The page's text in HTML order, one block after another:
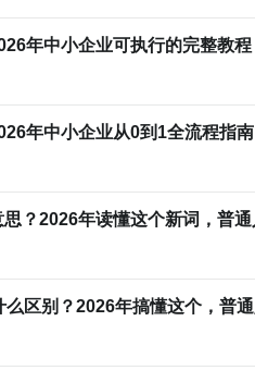
年中小企业可执行的完整教
年中小企业从0到1全流程指南
？2026年读懂这个新词，普
么区别？2026年搞懂这个，普